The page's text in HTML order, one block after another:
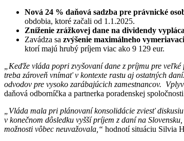
Nová 24 % daňová sadzba pre právnické
obdobia, ktoré začali od 1.1.2025.
Zníženie zrážkovej dane na dividendy
Zavádza sa zvýšenie maximálneho
ktorí majú hrubý príjem viac ako 9 129 eur.
„Keďže vláda popri zvyšovaní dane z príjmu pre
treba zároveň vnímať v kontexte rastu aj ostatných
odvodov pre vysoko zarábajúcich zamestnancov.
daňová odborníčka a partnerka poradenskej
„Vláda mala pri plánovaní konsolidácie zviesť
v konečnom dôsledku vyšší príjem z daní na
možnosti vôbec neuvažovala,“ hodnotí situáciu Silvia